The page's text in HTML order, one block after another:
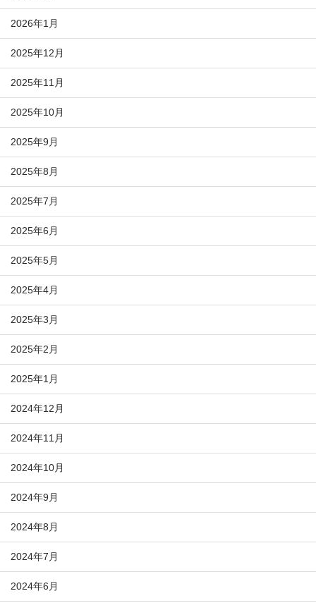
2026年1月
2025年12月
2025年11月
2025年10月
2025年9月
2025年8月
2025年7月
2025年6月
2025年5月
2025年4月
2025年3月
2025年2月
2025年1月
2024年12月
2024年11月
2024年10月
2024年9月
2024年8月
2024年7月
2024年6月